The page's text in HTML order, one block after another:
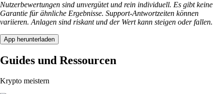
Nutzerbewertungen sind unvergütet und rein individuell. Es gibt keine
Garantie für ähnliche Ergebnisse. Support-Antwortzeiten können
variieren. Anlagen sind riskant und der Wert kann steigen oder fallen.
App herunterladen
Guides und Ressourcen
Krypto meistern